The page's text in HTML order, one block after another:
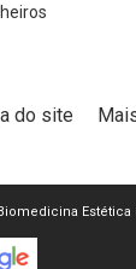
do site
Estética